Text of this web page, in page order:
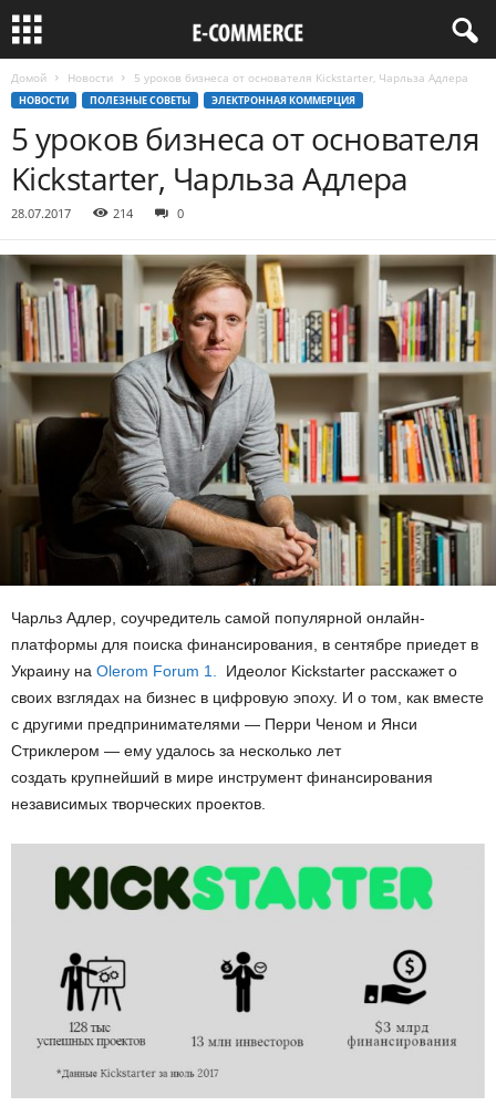
Домой Новости 5 уроков бизнеса от основателя Kickstarter, Чарльза Адлера
НОВОСТИ ПОЛЕЗНЫЕ СОВЕТЫ ЭЛЕКТРОННАЯ КОММЕРЦИЯ
5 уроков бизнеса от основателя
Kickstarter, Чарльза Адлера
28.07.2017 214 0
Чарльз Адлер, соучредитель самой популярной онлайн-
платформы для поиска финансирования, в сентябре приедет в
Украину на Olerom Forum 1. Идеолог Kickstarter расскажет о
своих взглядах на бизнес в цифровую эпоху. И о том, как вместе
с другими предпринимателями — Перри Ченом и Янси
Стриклером — ему удалось за несколько лет
создать крупнейший в мире инструмент финансирования
независимых творческих проектов.